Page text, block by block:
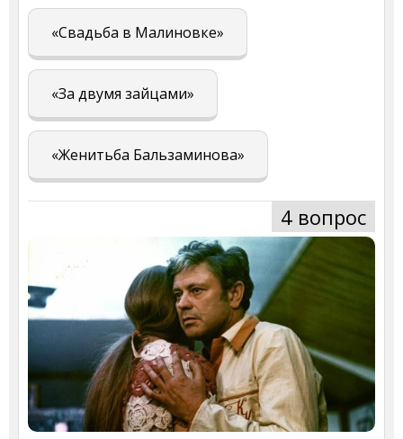
«Свадьба в Малиновке»
«За двумя зайцами»
«Женитьба Бальзаминова»
4 вопрос